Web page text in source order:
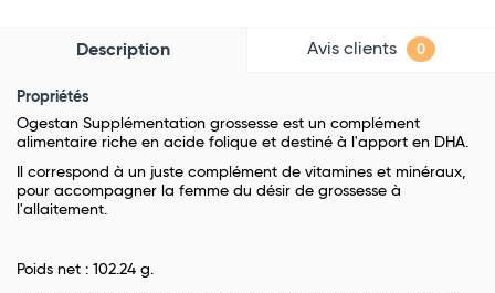
Description Avis clients 0
Propriétés
Ogestan Supplémentation grossesse est un complément
alimentaire riche en acide folique et destiné à l'apport en DHA.
Il correspond à un juste complément de vitamines et minéraux,
pour accompagner la femme du désir de grossesse à
l'allaitement.
Poids net : 102.24 g.